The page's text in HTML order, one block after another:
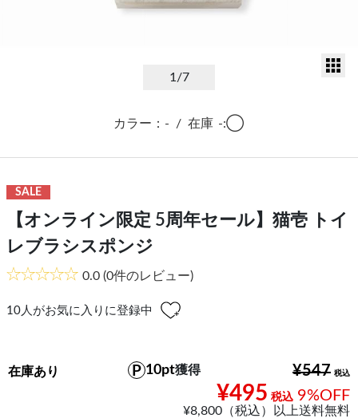
1/7
カラー：- / 在庫 -:◯
SALE
【オンライン限定 5周年セール】猫壱 トイ
レブラシスポンジ
0.0 (0件のレビュー)
10人がお気に入りに登録中
¥547
¥495 9%OFF
10pt獲得
¥8,800（税込）以上送料無料
在庫あり